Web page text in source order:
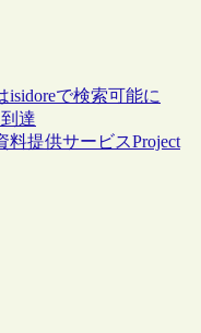
で検索可能に
達
提供サービスProject